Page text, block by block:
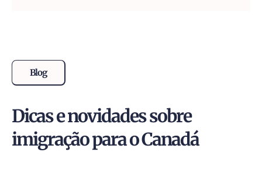
Blog
Dicas e novidades sobre
imigração para o Canadá